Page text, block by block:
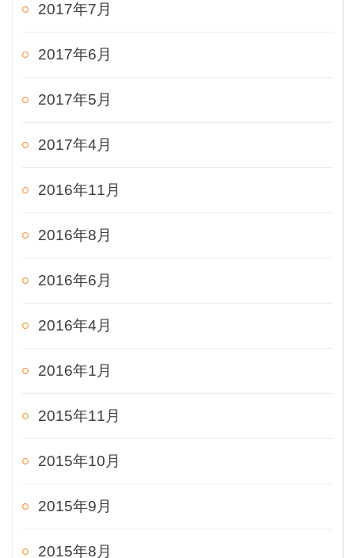
2017年7月
2017年6月
2017年5月
2017年4月
2016年11月
2016年8月
2016年6月
2016年4月
2016年1月
2015年11月
2015年10月
2015年9月
2015年8月